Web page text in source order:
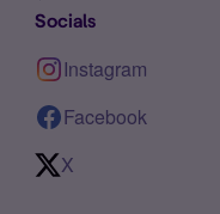
Socials
Instagram
Facebook
X